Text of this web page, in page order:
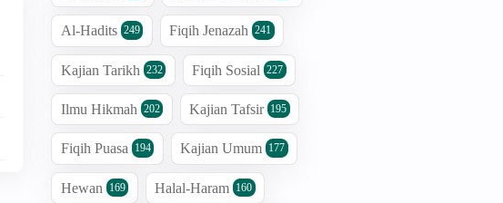
Al-Hadits 249 Fiqih Jenazah 241
Kajian Tarikh 232 Fiqih Sosial 227
Ilmu Hikmah 202 Kajian Tafsir 195
Fiqih Puasa 194 Kajian Umum 177
Hewan 169 Halal-Haram 160